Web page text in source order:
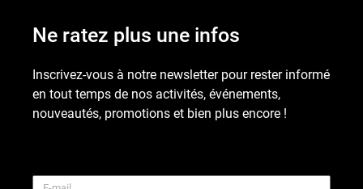
Ne ratez plus une infos
Inscrivez-vous à notre newsletter pour rester informé
en tout temps de nos activités, événements,
nouveautés, promotions et bien plus encore !